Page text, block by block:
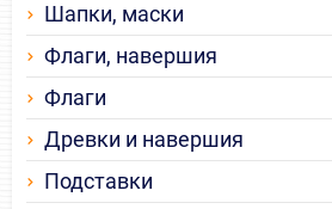
Шапки, маски
Флаги, навершия
Флаги
Древки и навершия
Подставки